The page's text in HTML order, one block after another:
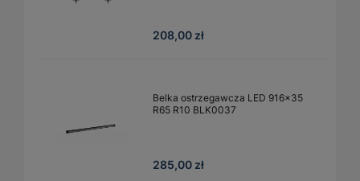
208,00 zł
Belka ostrzegawcza LED 916x35
R65 R10 BLK0037
285,00 zł